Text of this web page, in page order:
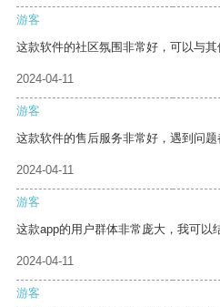
游客
这款软件的社区氛围非常好，可以与其
2024-04-11
游客
这款软件的售后服务非常好，遇到问题
2024-04-11
游客
这款app的用户群体非常庞大，我可以
2024-04-11
游客